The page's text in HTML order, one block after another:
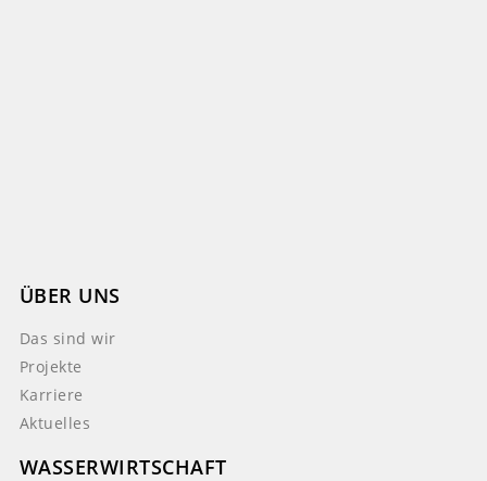
ÜBER UNS
Das sind wir
Projekte
Karriere
Aktuelles
WASSERWIRTSCHAFT